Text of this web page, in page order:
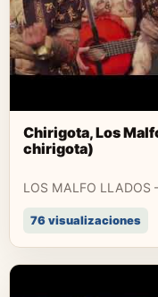
Chirigota, Los
chirigota)
LOS MALFO LLADOS
76 visualizaciones